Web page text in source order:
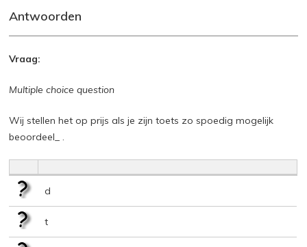
Antwoorden
Vraag:
Multiple choice question
Wij stellen het op prijs als je zijn toets zo spoedig mogelijk
beoordeel_ .
d
t